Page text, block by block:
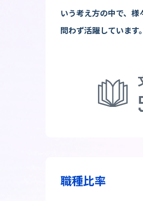
いう考え方の中で、
問わず活躍しています。
職種比率